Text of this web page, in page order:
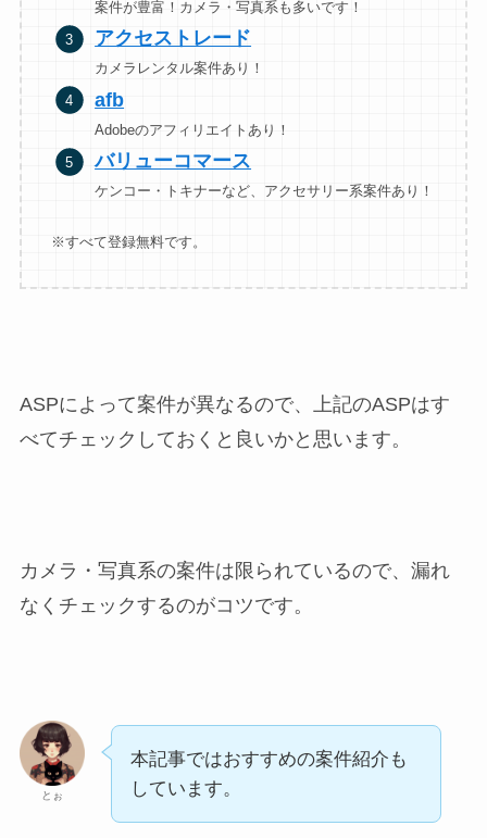
案件が豊富！カメラ・写真系も多いです！
アクセストレード
カメラレンタル案件あり！
afb
Adobeのアフィリエイトあり！
バリューコマース
ケンコー・トキナーなど、アクセサリー系案件あり！
※すべて登録無料です。
ASPによって案件が異なるので、上記のASPはす
べてチェックしておくと良いかと思います。
カメラ・写真系の案件は限られているので、漏れ
なくチェックするのがコツです。
とぉ
本記事ではおすすめの案件紹介も
しています。